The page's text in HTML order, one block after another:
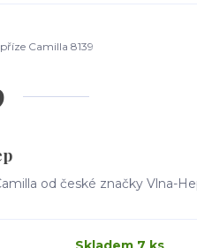
Camilla 8139
od české značky Vlna-